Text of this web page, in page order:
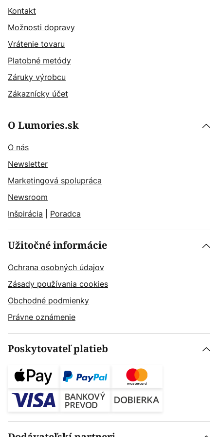
Kontakt
Možnosti dopravy
Vrátenie tovaru
Platobné metódy
Záruky výrobcu
Zákaznícky účet
O Lumories.sk
O nás
Newsletter
Marketingová spolupráca
Newsroom
Inšpirácia
Poradca
Užitočné informácie
Ochrana osobných údajov
Zásady používania cookies
Obchodné podmienky
Právne oznámenie
Poskytovateľ platieb